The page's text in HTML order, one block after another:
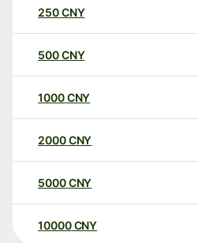
250CNY
500CNY
1000CNY
2000CNY
5000CNY
10000 CNY